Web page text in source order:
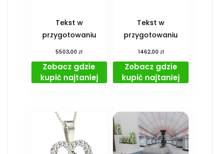
Tekst w
przygotowaniu
5503,00zł
Zobacz gdzie
kupić najtaniej
Tekst w
przygotowaniu
1462,00 zł
Zobacz gdzie
kupić najtaniej